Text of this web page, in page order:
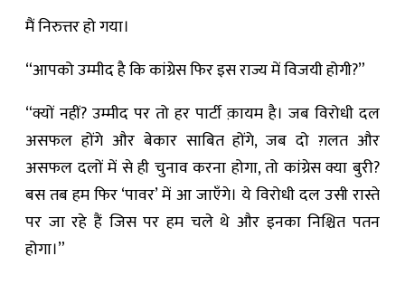
मैं निरुत्तर हो गया।
“आपको उम्मीद है कि कांग्रेस फिर इस राज्य में विजयी होगी?”
“क्यों नहीं? उम्मीद पर तो हर पार्टी क़ायम है। जब विरोधी दल
असफल होंगे और बेकार साबित होंगे, जब दो ग़लत और
असफल दलों में से ही चुनाव करना होगा, तो कांग्रेस क्या बुरी?
बस तब हम फिर ‘पावर’ में आ जाएँगे। ये विरोधी दल उसी रास्ते
पर जा रहे हैं जिस पर हम चले थे और इनका निश्चित पतन
होगा।”